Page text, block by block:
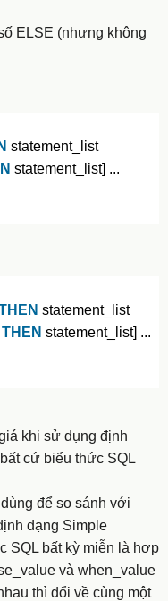
ELSE (nhưng không
statement_list
statement_list] ...
statement_list
THEN statement_list] ...
khi sử dụng định
cứ biểu thức SQL
để so sánh với
dạng Simple
SQL bất kỳ miễn là hợp
và when_value
thì đổi về cùng một